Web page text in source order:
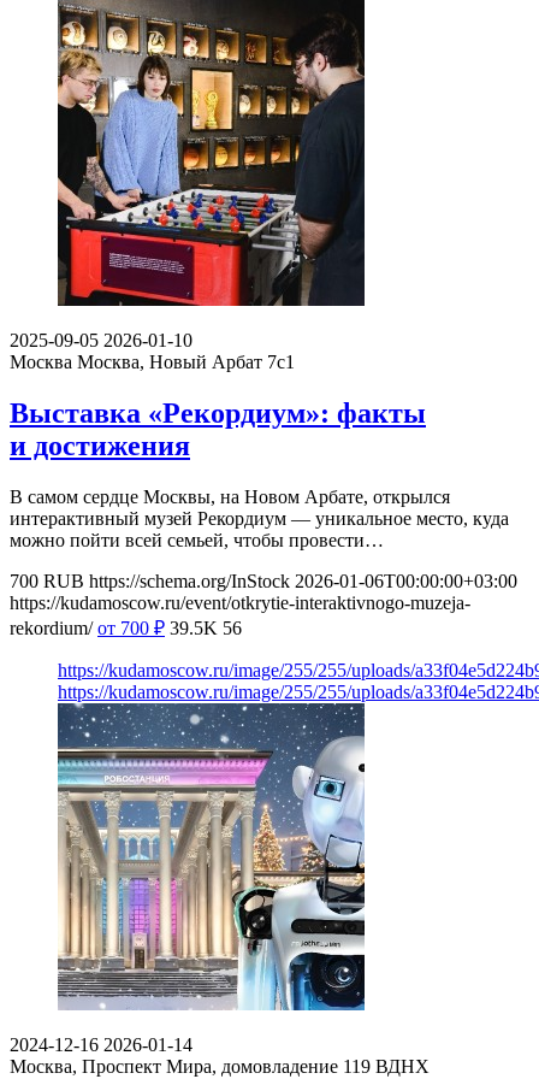
2025-09-05 2026-01-10
Москва Москва, Новый Арбат 7с1
Выставка «Рекордиум»: факты
и достижения
В самом сердце Москвы, на Новом Арбате, открылся
интерактивный музей Рекордиум — уникальное место, куда
можно пойти всей семьей, чтобы провести…
700 RUB https://schema.org/InStock 2026-01-06T00:00:00+03:00
https://kudamoscow.ru/event/otkrytie-interaktivnogo-muzeja-
rekordium/ от 700 ₽ 39.5K 56
https://kudamoscow.ru/image/255/255/uploads/
https://kudamoscow.ru/image/255/255/uploads/
2024-12-16 2026-01-14
Москва, Проспект Мира, домовладение 119 ВДНХ